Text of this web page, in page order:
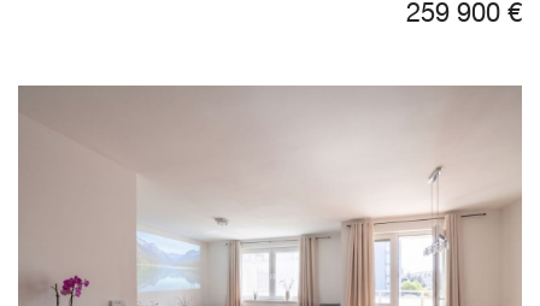
259 900 €